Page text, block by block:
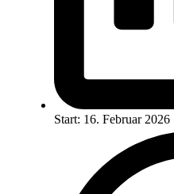
Start: 16. Februar 2026